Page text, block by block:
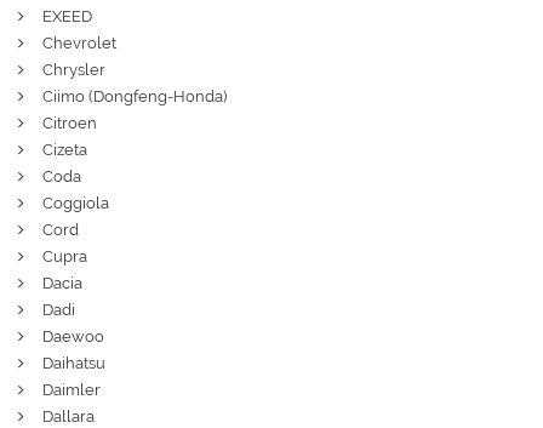
EXEED
Chevrolet
Chrysler
Ciimo (Dongfeng-Honda)
Citroen
Cizeta
Coda
Coggiola
Cord
Cupra
Dacia
Dadi
Daewoo
Daihatsu
Daimler
Dallara